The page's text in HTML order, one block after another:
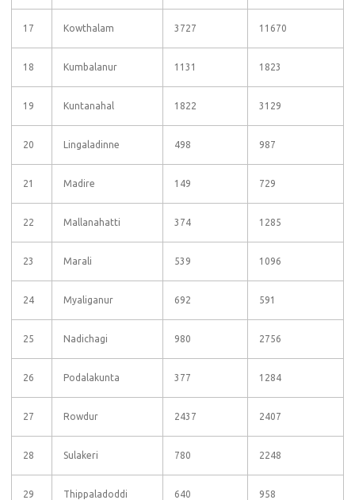
17 Kowthalam 3727 11670
18 Kumbalanur 1131 1823
19 Kuntanahal 1822 3129
20 Lingaladinne 498 987
21 Madire 149 729
22 Mallanahatti 374 1285
23 Marali 539 1096
24 Myaliganur 692 591
25 Nadichagi 980 2756
26 Podalakunta 377 1284
27 Rowdur 2437 2407
28 Sulakeri 780 2248
29 Thippaladoddi 640 958